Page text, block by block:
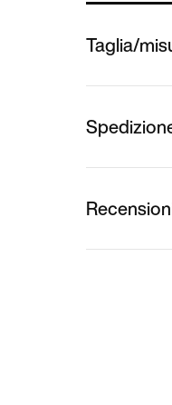
Taglia/